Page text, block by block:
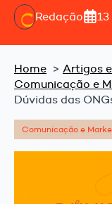
Redação
Home Artigos
Comunicação e
Dúvidas das
Comunicação e